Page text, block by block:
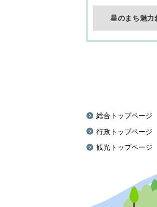
星のまち魅力
総合トップページ
行政トップページ
観光トップページ